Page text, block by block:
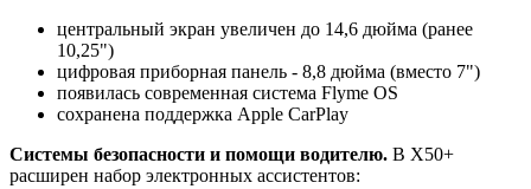
центральный экран увеличен до 14,6 дюйма (ранее
10,25")
цифровая приборная панель - 8,8 дюйма (вместо 7")
появилась современная система Flyme OS
сохранена поддержка Apple CarPlay
Системы безопасности и помощи водителю. В X50+
расширен набор электронных ассистентов: